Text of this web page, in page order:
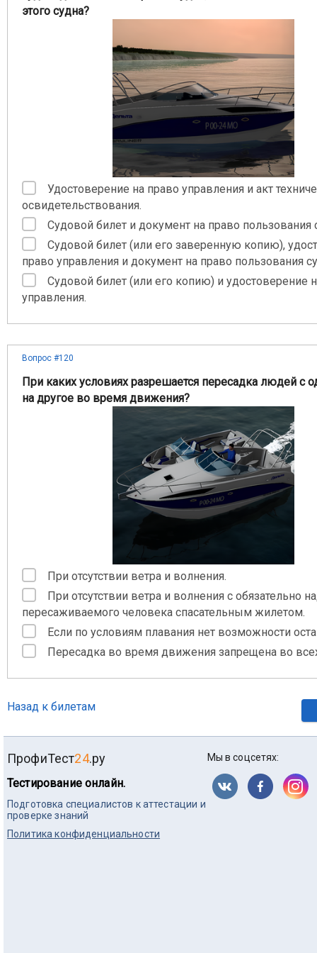
этого судна?
Удостоверение на право управления и акт
освидетельствования.
Судовой билет и документ на право пользования
Судовой билет (или его заверенную копию),
право управления и документ на право пользования
Судовой билет (или его копию) и удостоверение
управления.
Вопрос #120
При каких условиях разрешается пересадка людей с
на другое во время движения?
При отсутствии ветра и волнения.
При отсутствии ветра и волнения с обязательно
пересаживаемого человека спасательным жилетом.
Если по условиям плавания нет возможности
Пересадка во время движения запрещена во
Назад к билетам
ПрофиТест24.ру
Тестирование онлайн.
Подготовка специалистов к аттестации и
проверке знаний
Политика конфиденциальности
Мы в соцсетях: